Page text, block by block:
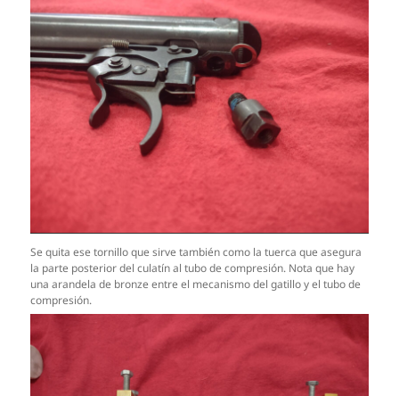
Se quita ese tornillo que sirve también como la tuerca que asegura
la parte posterior del culatín al tubo de compresión. Nota que hay
una arandela de bronze entre el mecanismo del gatillo y el tubo de
compresión.